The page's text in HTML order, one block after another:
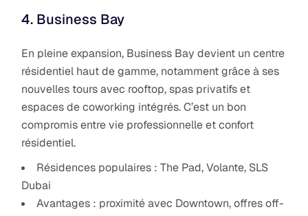
4. Business Bay
En pleine expansion, Business Bay devient un centre
résidentiel haut de gamme, notamment grâce à ses
nouvelles tours avec rooftop, spas privatifs et
espaces de coworking intégrés. C’est un bon
compromis entre vie professionnelle et confort
résidentiel.
Résidences populaires : The Pad, Volante, SLS
Dubai
Avantages : proximité avec Downtown, offres off-